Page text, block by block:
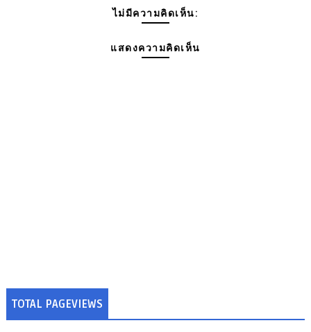
ไม่มีความคิดเห็น:
แสดงความคิดเห็น
TOTAL PAGEVIEWS